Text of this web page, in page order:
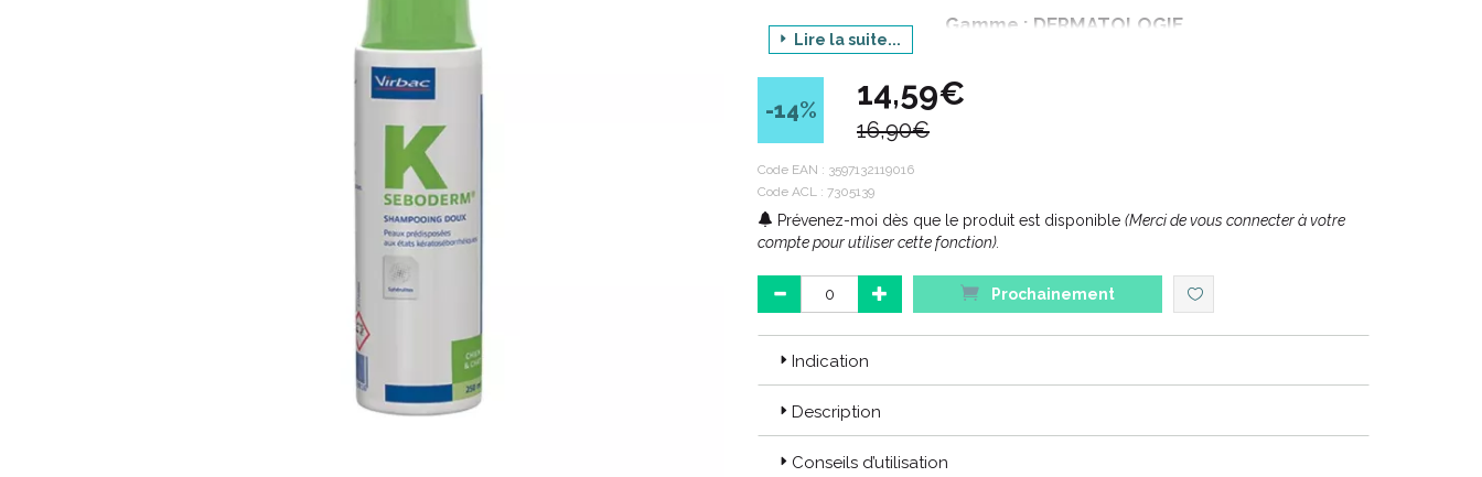
Gamme : DERMATOLOGIE
Produit : SEBODERM K SHAMPOOING DOUX
Code ACL : 7305139
Code EAN : 3597132119016 / 3401173051399
Lire la suite...
-14% 14,59€
16,90€
Code EAN : 3597132119016
Code ACL : 7305139
Prévenez-moi dès que le produit est disponible (Merci de vous connecter à votre
compte pour utiliser cette fonction).
Prochainement
Indication
Description
Conseils d’utilisation